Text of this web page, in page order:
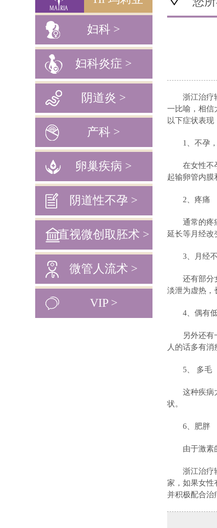
妇科 >
妇科炎症 >
阴道炎 >
产科 >
卵巢疾病 >
阴道性不孕 >
直视微创取胚术 >
微管人流术 >
VIP >
浙江治疗输
一比喻，相信
以下症状表现
1、不孕，
在女性不孕
起输卵管内膜
2、疼痛
通常的疼痛
延长等月经改
3、月经不
还有部分女
淡泄为虚热，
4、偶有低
另外还有一
人的话多有
5、 多毛
这种疾病大
状。
6、肥胖
由于激素的
浙江治疗输
家，如果女性
并积极配合治